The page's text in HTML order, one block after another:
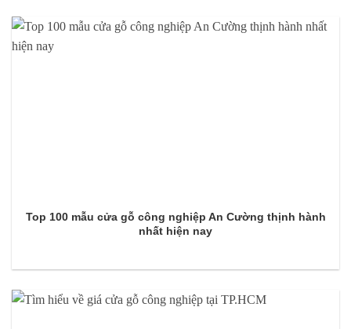
Top 100 mẫu cửa gỗ công nghiệp An Cường thịnh hành
nhất hiện nay